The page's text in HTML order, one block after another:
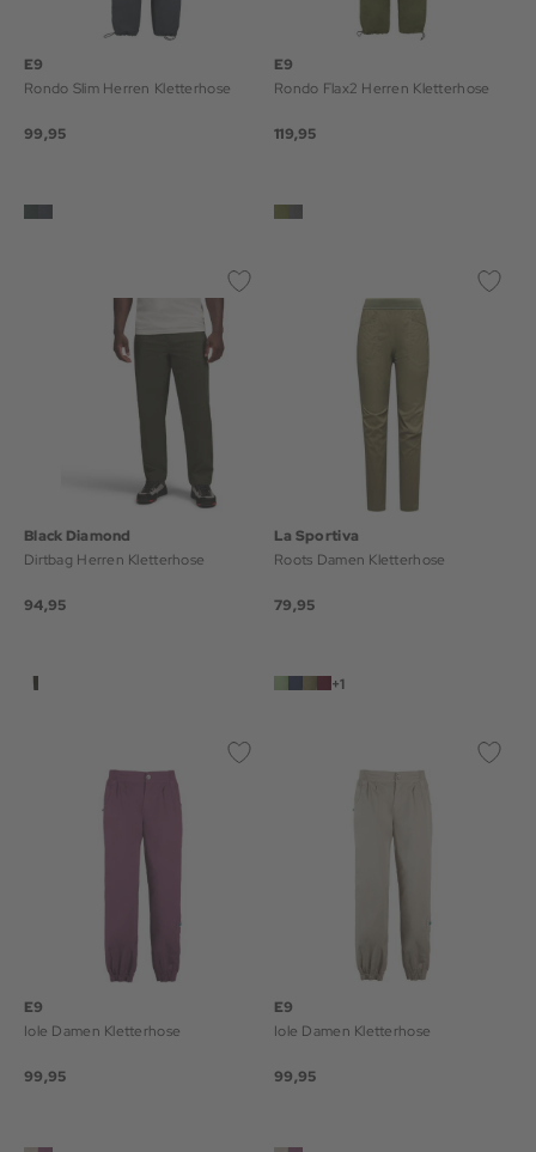
E9
Rondo Slim Herren Kletterhose
99,95
E9
Rondo Flax2 Herren Kletterhose
119,95
Black Diamond
Dirtbag Herren Kletterhose
94,95
La Sportiva
Roots Damen Kletterhose
79,95
+1
E9
Iole Damen Kletterhose
99,95
E9
Iole Damen Kletterhose
99,95